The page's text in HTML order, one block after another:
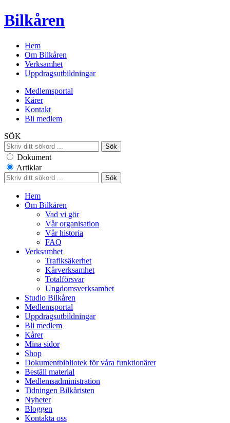
Bilkåren
Hem
Om Bilkåren
Verksamhet
Uppdragsutbildningar
Medlemsportal
Kårer
Kontakt
Bli medlem
SÖK
Dokument
Artiklar
Hem
Om Bilkåren
Vad vi gör
Vår organisation
Vår historia
FAQ
Verksamhet
Trafiksäkerhet
Kårverksamhet
Totalförsvar
Ungdomsverksamhet
Studio Bilkåren
Medlemsportal
Uppdragsutbildningar
Bli medlem
Kårer
Mina sidor
Shop
Dokumentbibliotek för våra funktionärer
Beställ material
Medlemsadministration
Tidningen Bilkåristen
Nyheter
Bloggen
Kontakta oss